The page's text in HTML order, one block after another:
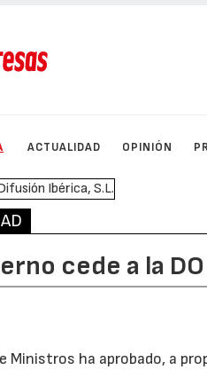
ACTUALIDAD OPINIÓN
cede a la
Ministros ha aprobado, a